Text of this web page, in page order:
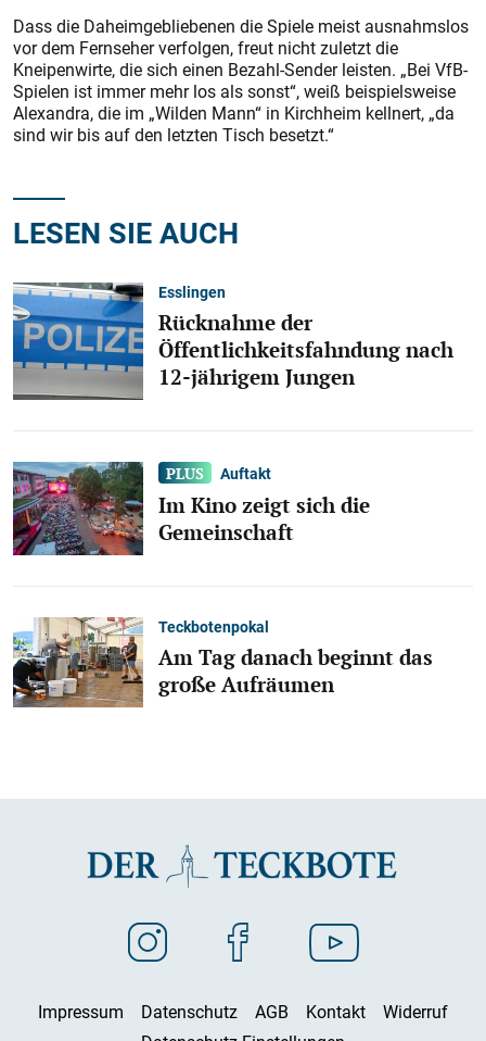
Dass die Daheimgebliebenen die Spiele meist ausnahmslos
vor dem Fernseher verfolgen, freut nicht zuletzt die
Kneipenwirte, die sich einen Bezahl-Sender leisten. „Bei VfB-
Spielen ist immer mehr los als sonst“, weiß beispielsweise
Alexandra, die im „Wilden Mann“ in Kirchheim kellnert, „da
sind wir bis auf den letzten Tisch besetzt.“
LESEN SIE AUCH
Esslingen
Rücknahme der
Öffentlichkeitsfahndung nach
12-jährigem Jungen
Auftakt
Im Kino zeigt sich die
Gemeinschaft
Teckbotenpokal
Am Tag danach beginnt das
große Aufräumen
Impressum Datenschutz AGB Kontakt
Widerruf